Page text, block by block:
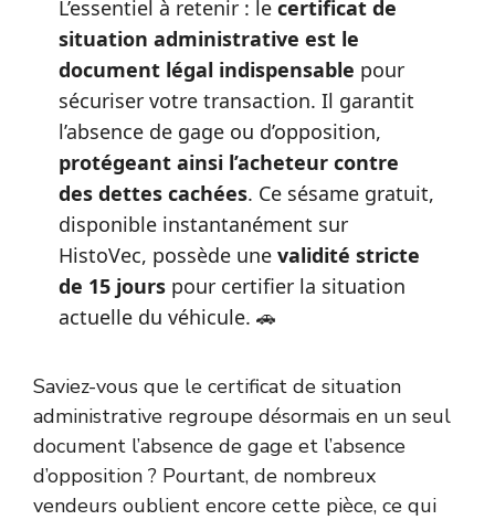
L’essentiel à retenir : le certificat de
situation administrative est le
document légal indispensable pour
sécuriser votre transaction. Il garantit
l’absence de gage ou d’opposition,
protégeant ainsi l’acheteur contre
des dettes cachées. Ce sésame gratuit,
disponible instantanément sur
HistoVec, possède une validité stricte
de 15 jourspour certifier la situation
actuelle du véhicule. 🚗
Saviez-vous que le certificat de situation
administrative regroupe désormais en un seul
document l’absence de gage et l’absence
d’opposition ? Pourtant, de nombreux
vendeurs oublient encore cette pièce, ce qui